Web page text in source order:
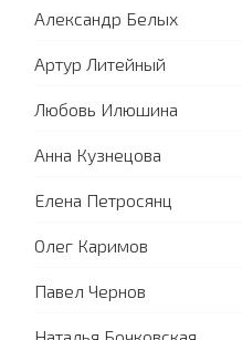
Александр Белых
Артур Литейный
Любовь Илюшина
Анна Кузнецова
Елена Петросянц
Олег Каримов
Павел Чернов